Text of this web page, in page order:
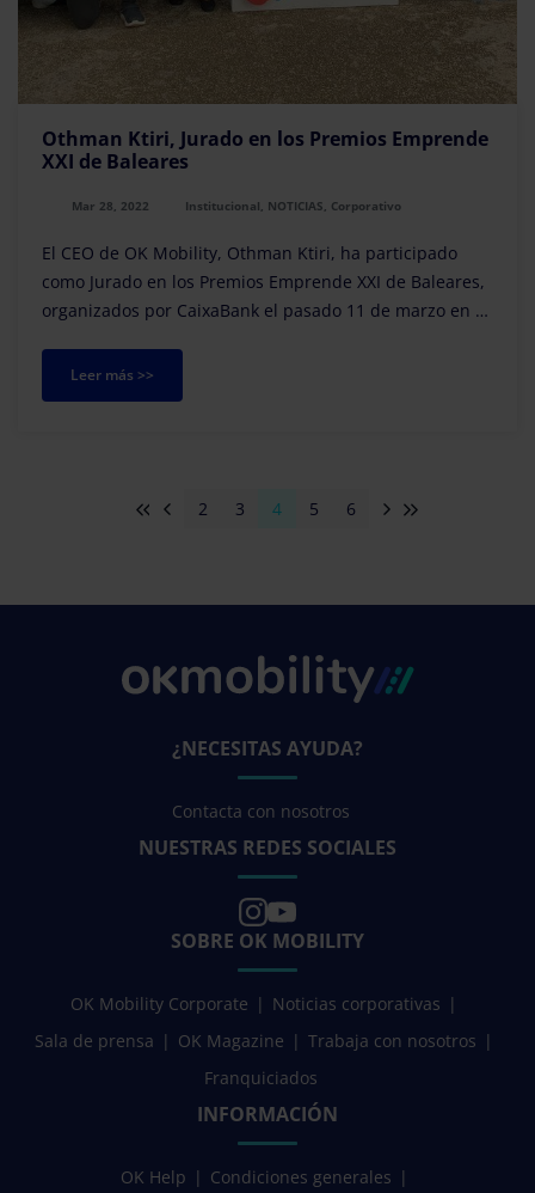
Othman Ktiri, Jurado en los Premios Emprende
XXI de Baleares
Mar 28, 2022 Institucional, NOTICIAS, Corporativo
El CEO de OK Mobility, Othman Ktiri, ha participado
como Jurado en los Premios Emprende XXI de Baleares,
organizados por CaixaBank el pasado 11 de marzo en el
Leer más >>
2 3 4 5 6
¿NECESITAS AYUDA?
Contacta con nosotros
NUESTRAS REDES SOCIALES
SOBRE OK MOBILITY
OK Mobility Corporate
Noticias corporativas
Sala de prensa
OK Magazine
Trabaja con nosotros
Franquiciados
INFORMACIÓN
OK Help Condiciones generales